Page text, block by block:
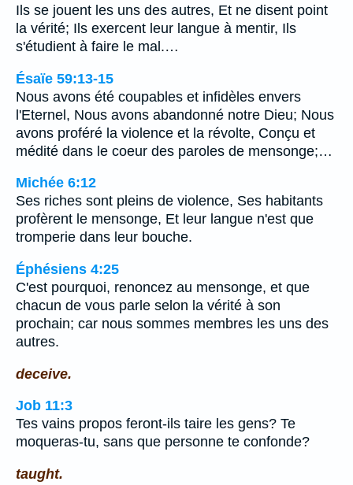
Ils se jouent les uns des autres, Et ne disent point
la vérité; Ils exercent leur langue à mentir, Ils
s'étudient à faire le mal.…
Ésaïe 59:13-15
Nous avons été coupables et infidèles envers
l'Eternel, Nous avons abandonné notre Dieu; Nous
avons proféré la violence et la révolte, Conçu et
médité dans le coeur des paroles de mensonge;…
Michée 6:12
Ses riches sont pleins de violence, Ses habitants
profèrent le mensonge, Et leur langue n'est que
tromperie dans leur bouche.
Éphésiens 4:25
C'est pourquoi, renoncez au mensonge, et que
chacun de vous parle selon la vérité à son
prochain; car nous sommes membres les uns des
autres.
deceive.
Job 11:3
Tes vains propos feront-ils taire les gens? Te
moqueras-tu, sans que personne te confonde?
taught.